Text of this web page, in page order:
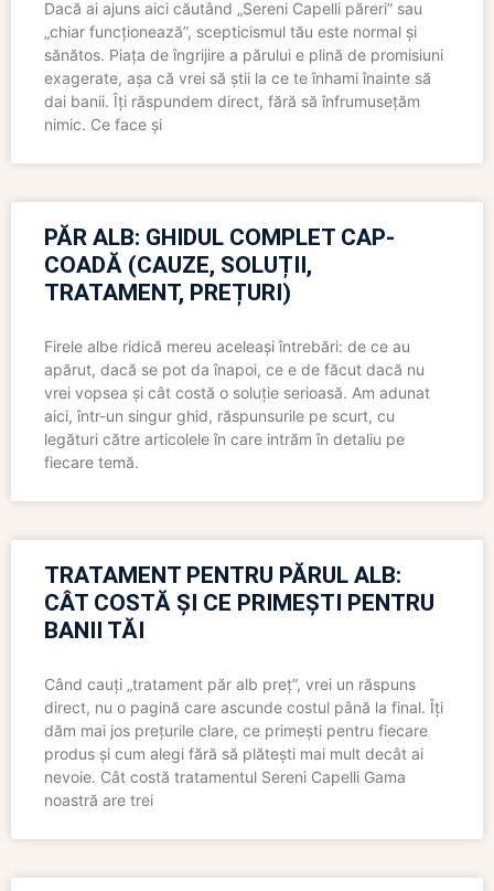
Dacă ai ajuns aici căutând „Sereni Capelli păreri” sau
„chiar funcționează”, scepticismul tău este normal și
sănătos. Piața de îngrijire a părului e plină de promisiuni
exagerate, așa că vrei să știi la ce te înhami înainte să
dai banii. Îți răspundem direct, fără să înfrumusețăm
nimic. Ce face și
PĂR ALB: GHIDUL COMPLET CAP-
COADĂ (CAUZE, SOLUȚII,
TRATAMENT, PREȚURI)
Firele albe ridică mereu aceleași întrebări: de ce au
apărut, dacă se pot da înapoi, ce e de făcut dacă nu
vrei vopsea și cât costă o soluție serioasă. Am adunat
aici, într-un singur ghid, răspunsurile pe scurt, cu
legături către articolele în care intrăm în detaliu pe
fiecare temă.
TRATAMENT PENTRU PĂRUL ALB:
CÂT COSTĂ ȘI CE PRIMEȘTI PENTRU
BANII TĂI
Când cauți „tratament păr alb preț”, vrei un răspuns
direct, nu o pagină care ascunde costul până la final. Îți
dăm mai jos prețurile clare, ce primești pentru fiecare
produs și cum alegi fără să plătești mai mult decât ai
nevoie. Cât costă tratamentul Sereni Capelli Gama
noastră are trei